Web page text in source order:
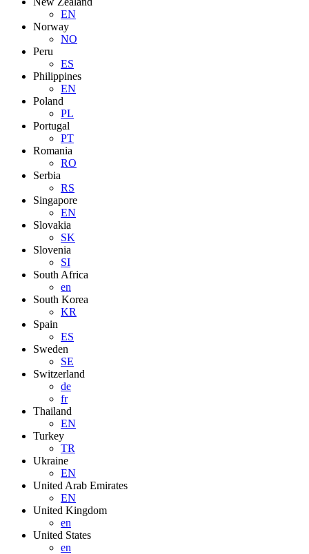
EN
Norway
NO
Peru
ES
Philippines
EN
Poland
PL
Portugal
PT
Romania
RO
Serbia
RS
Singapore
EN
Slovakia
SK
Slovenia
SI
South Africa
en
South Korea
KR
Spain
ES
Sweden
SE
Switzerland
de
fr
Thailand
EN
Turkey
TR
Ukraine
EN
United Arab Emirates
EN
United Kingdom
en
United States
en